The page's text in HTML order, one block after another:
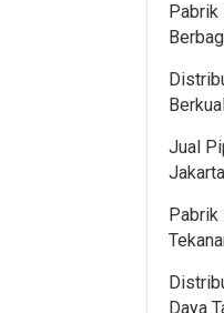
Pabrik
Jual
Jakarta
Pabrik
Daya